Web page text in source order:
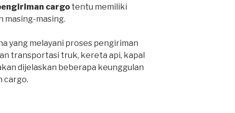
cargo tentu memiliki
masing-masing.
yang melayani proses pengiriman
transportasi truk, kereta api, kapal
dijelaskan beberapa keunggulan
cargo.